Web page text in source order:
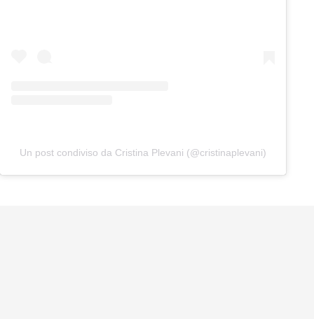
Un post condiviso da Cristina Plevani (@cristinaplevani)